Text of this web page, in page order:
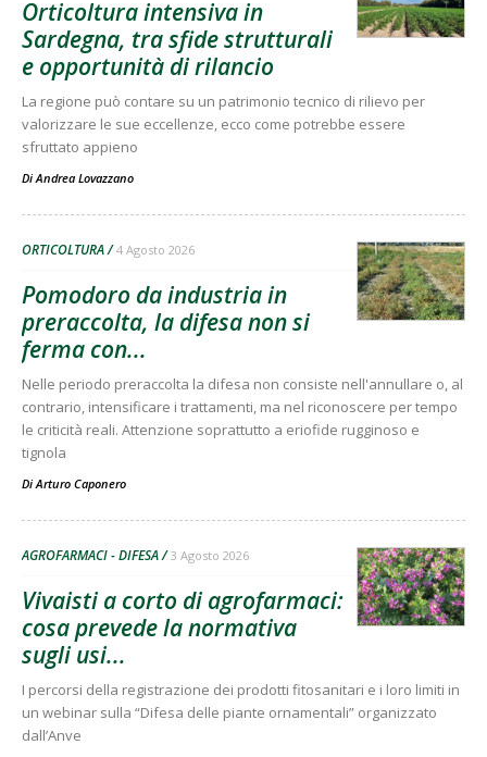
Orticoltura intensiva in
Sardegna, tra sfide strutturali
e opportunità di rilancio
La regione può contare su un patrimonio tecnico di rilievo per
valorizzare le sue eccellenze, ecco come potrebbe essere
sfruttato appieno
DiAndrea Lovazzano
ORTICOLTURA 4 Agosto 2026
Pomodoro da industria in
preraccolta, la difesa non si
ferma con...
Nelle periodo preraccolta la difesa non consiste nell'annullare o, al
contrario, intensificare i trattamenti, ma nel riconoscere per tempo
le criticità reali. Attenzione soprattutto a eriofide rugginoso e
tignola
DiArturo Caponero
AGROFARMACI - DIFESA 3 Agosto 2026
Vivaisti a corto di agrofarmaci:
cosa prevede la normativa
sugli usi...
I percorsi della registrazione dei prodotti fitosanitari e i loro limiti in
un webinar sulla “Difesa delle piante ornamentali” organizzato
dall’Anve